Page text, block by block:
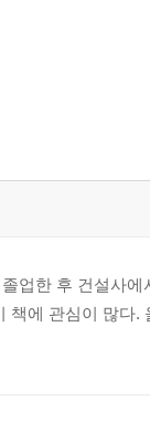
업한 후 건설사
책에 관심이 많다